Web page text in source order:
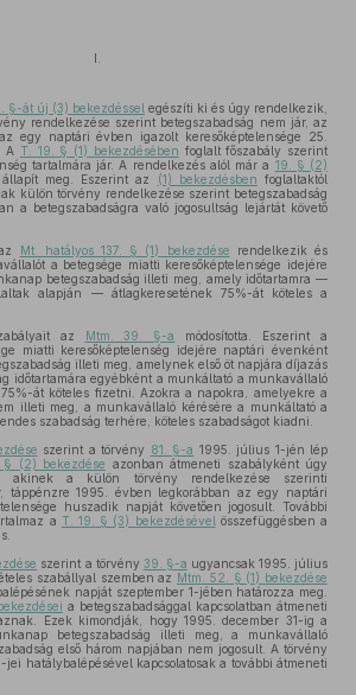
I.
§-át új (3) bekezdéssel egészíti ki és úgy rendelkezik,
rendelkezése szerint betegszabadság nem jár, az
egy naptári évben igazolt keresőképtelensége 25.
A T. 19. § (1) bekezdésében foglalt főszabály szerint
tartalmára jár. A rendelkezés alól már a 19. § (2)
meg. Eszerint az (1) bekezdésben foglaltaktól
külön törvény rendelkezése szerint betegszabadság
a betegszabadságra való jogosultság lejártát követő
Mt. hatályos 137. § (1) bekezdése rendelkezik és
a betegsége miatti keresőképtelensége idejére
betegszabadság illeti meg, amely időtartamra —
alapján — átlagkeresetének 75%-át köteles a
az Mtm. 39. §-a
módosította. Eszerint a
miatti keresőképtelenség idejére naptári évenként
illeti meg, amelynek első öt napjára díjazás
időtartamára egyébként a munkáltató a munkavállaló
át köteles fizetni. Azokra a napokra, amelyekre a
illeti meg, a munkavállaló kérésére a munkáltató a
szabadság terhére, köteles szabadságot kiadni.
szerint a törvény 81. §-a 1995. július 1-jén lép
§ (2) bekezdése azonban átmeneti szabályként úgy
akinek a külön törvény rendelkezése szerinti
táppénzre 1995. évben legkorábban az egy naptári
huszadik napját követően jogosult. További
a T. 19. § (3) bekezdésével összefüggésben a
is.
szerint a törvény 39. §-a ugyancsak 1995. július
szabállyal szemben az Mtm. 52. § (1) bekezdése
napját szeptember 1-jében határozza meg.
a betegszabadsággal kapcsolatban átmeneti
Ezek kimondják, hogy 1995. december 31-ig a
betegszabadság illeti meg, a munkavállaló
első három napjában nem jogosult. A törvény
jei hatálybalépésével kapcsolatosak a további átmeneti